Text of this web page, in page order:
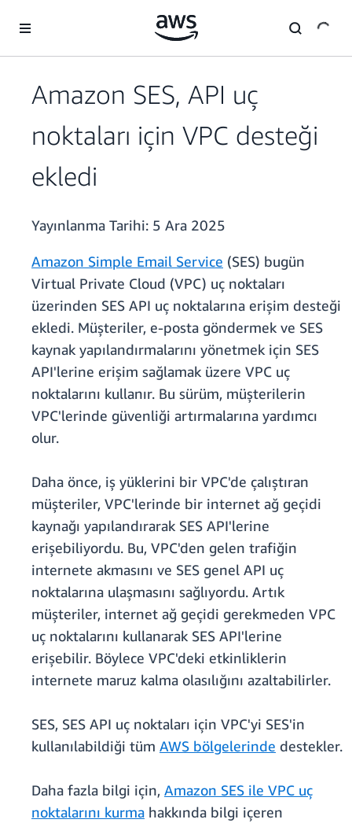
Amazon SES, API uç
noktaları için VPC desteği
ekledi
Yayınlanma Tarihi: 5 Ara 2025
Amazon Simple Email Service (SES) bugün
Virtual Private Cloud (VPC) uç noktaları
üzerinden SES API uç noktalarına erişim desteği
ekledi. Müşteriler, e-posta göndermek ve SES
kaynak yapılandırmalarını yönetmek için SES
API'lerine erişim sağlamak üzere VPC uç
noktalarını kullanır. Bu sürüm, müşterilerin
VPC'lerinde güvenliği artırmalarına yardımcı
olur.
Daha önce, iş yüklerini bir VPC'de çalıştıran
müşteriler, VPC'lerinde bir internet ağ geçidi
kaynağı yapılandırarak SES API'lerine
erişebiliyordu. Bu, VPC'den gelen trafiğin
internete akmasını ve SES genel API uç
noktalarına ulaşmasını sağlıyordu. Artık
müşteriler, internet ağ geçidi gerekmeden VPC
uç noktalarını kullanarak SES API'lerine
erişebilir. Böylece VPC'deki etkinliklerin
internete maruz kalma olasılığını azaltabilirler.
SES, SES API uç noktaları için VPC'yi SES'in
kullanılabildiği tüm AWS bölgelerinde destekler.
Daha fazla bilgi için, Amazon SES ile VPC uç
noktalarını kurma hakkında bilgi içeren